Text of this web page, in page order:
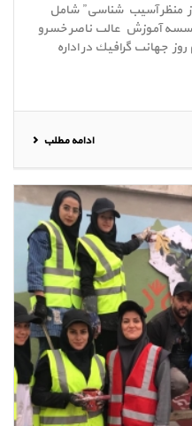
منظر آسیب شناسی” شامل
آموزش عالى ناصر خسرو
جهانى گرافيك در اداره
ادامه مطلب